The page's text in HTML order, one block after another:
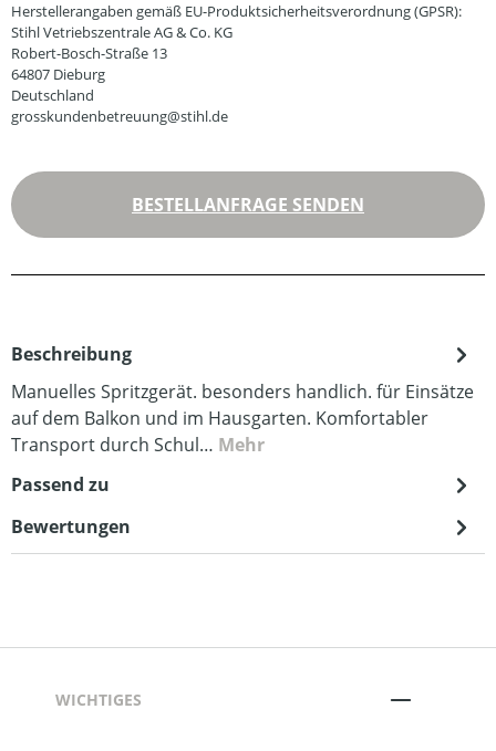
Herstellerangaben gemäß EU-Produktsicherheitsverordnung (GPSR):
Stihl Vetriebszentrale AG & Co. KG
Robert-Bosch-Straße 13
64807 Dieburg
Deutschland
grosskundenbetreuung@stihl.de
BESTELLANFRAGE SENDEN
Beschreibung
Manuelles Spritzgerät. besonders handlich. für Einsätze
auf dem Balkon und im Hausgarten. Komfortabler
Transport durch Schul… Mehr
Passend zu
Bewertungen
WICHTIGES